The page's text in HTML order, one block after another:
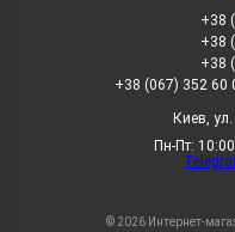
+38
+38
+38
+38 (067) 352 60
Киев,
Пн-Пт:
© 2026 Интернет-